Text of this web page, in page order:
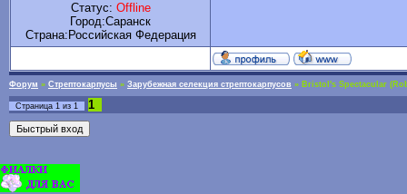
Статус: Offline
Город:Саранск
Cтрана:Российская Федерация
Форум » Стрептокарпусы » Зарубежная селекция стрептокарпусов » Bristol's Spectacular
Страница 1 из 1 1